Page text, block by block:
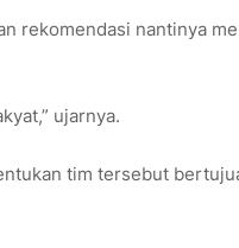
rekomendasi nantinya
ujarnya.
tim tersebut